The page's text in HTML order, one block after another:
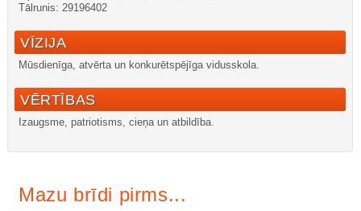
Tālrunis: 29196402
VĪZIJA
Mūsdienīga, atvērta un konkurētspējīga vidusskola.
VĒRTĪBAS
Izaugsme, patriotisms, cieņa un atbildība.
Mazu brīdi pirms...